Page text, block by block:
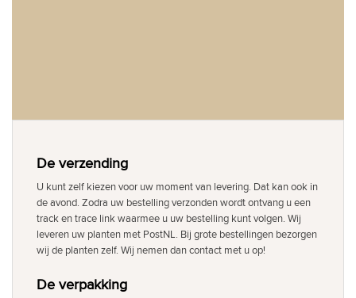
De verzending
U kunt zelf kiezen voor uw moment van levering. Dat kan ook in
de avond. Zodra uw bestelling verzonden wordt ontvang u een
track en trace link waarmee u uw bestelling kunt volgen. Wij
leveren uw planten met PostNL. Bij grote bestellingen bezorgen
wij de planten zelf. Wij nemen dan contact met u op!
De verpakking